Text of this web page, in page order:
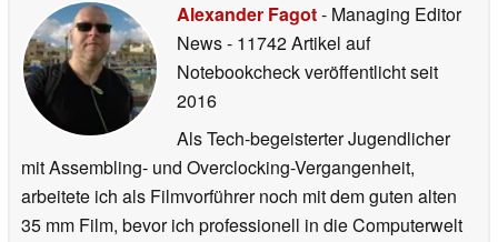
Alexander Fagot- Managing Editor
News- 11742 Artikel auf
Notebookcheck veröffentlichtseit
2016
Als Tech-begeisterter Jugendlicher
mit Assembling- und Overclocking-Vergangenheit,
arbeitete ich als Filmvorführer noch mit dem guten alten
35 mm Film, bevor ich professionell in die Computerwelt